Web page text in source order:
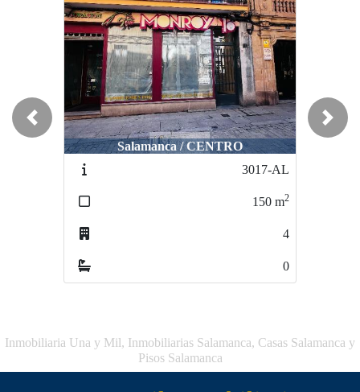
Salamanca / CENTRO
3017-AL
Guijuelo / PUEBLO
3112-AL
Previous Next
Inmobiliaria Una y Mil, Inmobiliarias Salamanca, Casas Salamanca y
Pisos Salamanca